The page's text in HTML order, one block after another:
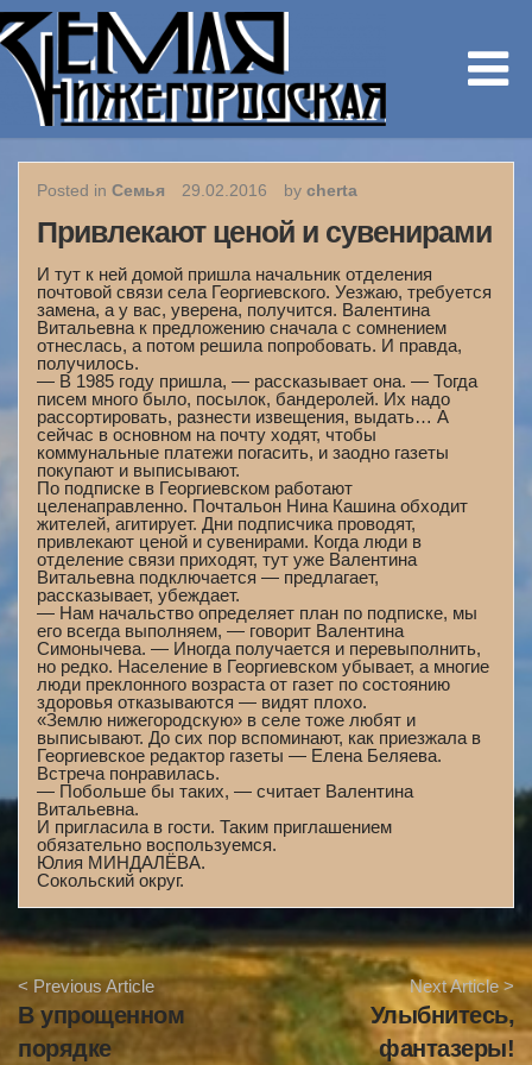
Posted in Семья 29.02.2016 by cherta
Привлекают ценой и сувенирами
И тут к ней домой пришла начальник отделения
почтовой связи села Георгиевского. Уезжаю, требуется
замена, а у вас, уверена, получится. Валентина
Витальевна к предложению сначала с сомнением
отнеслась, а потом решила попробовать. И правда,
получилось.
— В 1985 году пришла, — рассказывает она. — Тогда
писем много было, посылок, бандеролей. Их надо
рассортировать, разнести извещения, выдать… А
сейчас в основном на почту ходят, чтобы
коммунальные платежи погасить, и заодно газеты
покупают и выписывают.
По подписке в Георгиевском работают
целенаправленно. Почтальон Нина Кашина обходит
жителей, агитирует. Дни подписчика проводят,
привлекают ценой и сувенирами. Когда люди в
отделение связи приходят, тут уже Валентина
Витальевна подключается — предлагает,
рассказывает, убеждает.
— Нам начальство определяет план по подписке, мы
его всегда выполняем, — говорит Валентина
Симонычева. — Иногда получается и перевыполнить,
но редко. Население в Георгиевском убывает, а многие
люди преклонного возраста от газет по состоянию
здоровья отказываются — видят плохо.
«Землю нижегородскую» в селе тоже любят и
выписывают. До сих пор вспоминают, как приезжала в
Георгиевское редактор газеты — Елена Беляева.
Встреча понравилась.
— Побольше бы таких, — считает Валентина
Витальевна.
И пригласила в гости. Таким приглашением
обязательно воспользуемся.
Юлия МИНДАЛЁВА.
Сокольский округ.
r
i
< Previous Article
В упрощенном
порядке
Next Article >
Улыбнитесь,
фантазеры!